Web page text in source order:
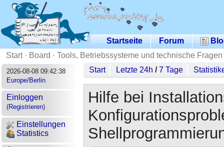
Startseite Forum
Start· Board · Tools, Betriebssysteme und technische Fragen
2026-08-08 09:42:38
Europe/Berlin
Einloggen
(Registrieren)
Einstellungen
Statistics
Start Letzte 24h /7 Tage
Hilfe bei